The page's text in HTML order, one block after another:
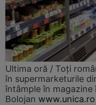
Ultima oră / Toți
în supermarketurile
întâmple în magazine
Bolojan www.unica.ro